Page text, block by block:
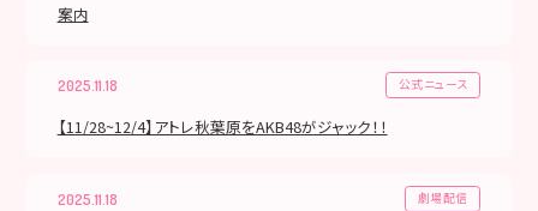
案内
2025.11.18 公式ニュース
【11/28~12/4】アトレ秋葉原をAKB48がジャック！！
2025.11.18 劇場配信